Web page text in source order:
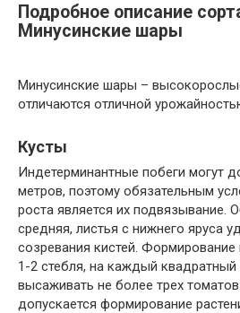
Подробное описание
Минусинские шары
Минусинские шары –
отличаются отличной
Кусты
Индетерминантные побеги могут
метров, поэтому обязательным
роста является их подвязывание.
средняя, листья с нижнего яруса
созревания кистей. Формирование
1-2 стебля, на каждый квадратный
высаживать не более трех
допускается формирование